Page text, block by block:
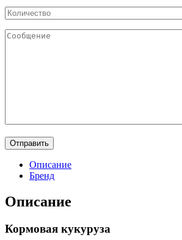
Описание
Бренд
Описание
Кормовая кукуруза